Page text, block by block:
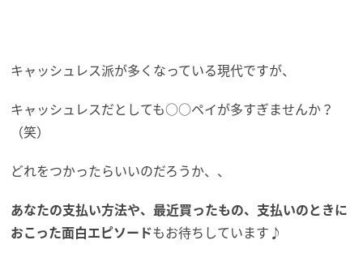
キャッシュレス派が多くなっている現代ですが、
キャッシュレスだとしても○○ペイが多すぎませんか？
（笑）
どれをつかったらいいのだろうか、、
あなたの支払い方法や、最近買ったもの、支払いのときに
おこった面白エピソードもお待ちしています♪